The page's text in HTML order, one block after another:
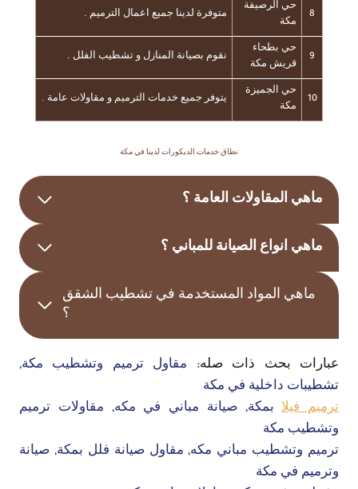
8
حي الرصيفة
مكة
متوفرة لدينا جميع اعمال الترميم .
9
حي بطحاء
قريش مكة
نقوم بصيانة المنازل و تشطيب الفلل .
10
حي الجميزة
مكة
يتوفر جميع خدمات الترميم و مقاولات عامة .
نطاق خدمات الديكورات لدينا في مكة
ماهي المقاولات العامة ؟
ماهي انواع الصيانة للمباني ؟
ماهي المواد المستخدمة في تشطيب الشقق
؟
عبارات بحث ذات صله: مقاول ترميم وتشطيب مكة,
تشطيبات داخلية في مكة
ترميم فيلابمكة, صيانة مباني في مكه, مقاولات ترميم
وتشطيب مكة
ترميم وتشطيب مباني مكه, مقاول صيانة فلل بمكة, صيانة
وترميم في مكة